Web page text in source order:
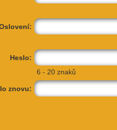
Vánoce,
Heslo:
6 - 20 znaků
znovu: